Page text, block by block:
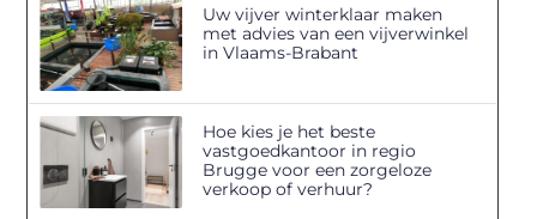
Uw vijver winterklaar maken
met advies van een vijverwinkel
in Vlaams-Brabant
Hoe kies je het beste
vastgoedkantoor in regio
Brugge voor een zorgeloze
verkoop of verhuur?